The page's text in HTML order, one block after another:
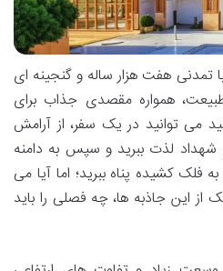
با تمدنی هفت هزار ساله و گنجینه ای
همواره مقصدی جذاب برای
می توانید در یک سفر، از آرامش
لذت ببرید و سپس به دامنه
کشیده پناه ببرید؛ اما آیا می
از این جاذبه ها، چه فصلی را باید